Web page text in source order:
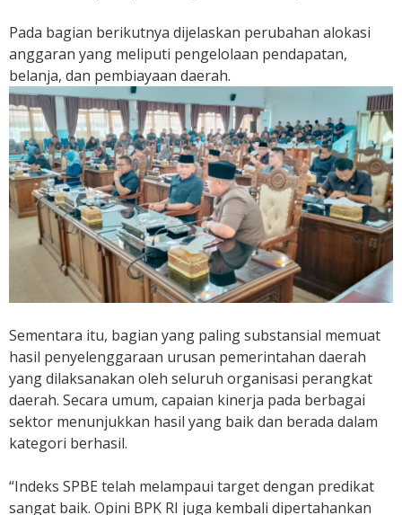
Pada bagian berikutnya dijelaskan perubahan alokasi
anggaran yang meliputi pengelolaan pendapatan,
belanja, dan pembiayaan daerah.
Sementara itu, bagian yang paling substansial memuat
hasil penyelenggaraan urusan pemerintahan daerah
yang dilaksanakan oleh seluruh organisasi perangkat
daerah. Secara umum, capaian kinerja pada berbagai
sektor menunjukkan hasil yang baik dan berada dalam
kategori berhasil.
“Indeks SPBE telah melampaui target dengan predikat
sangat baik. Opini BPK RI juga kembali dipertahankan